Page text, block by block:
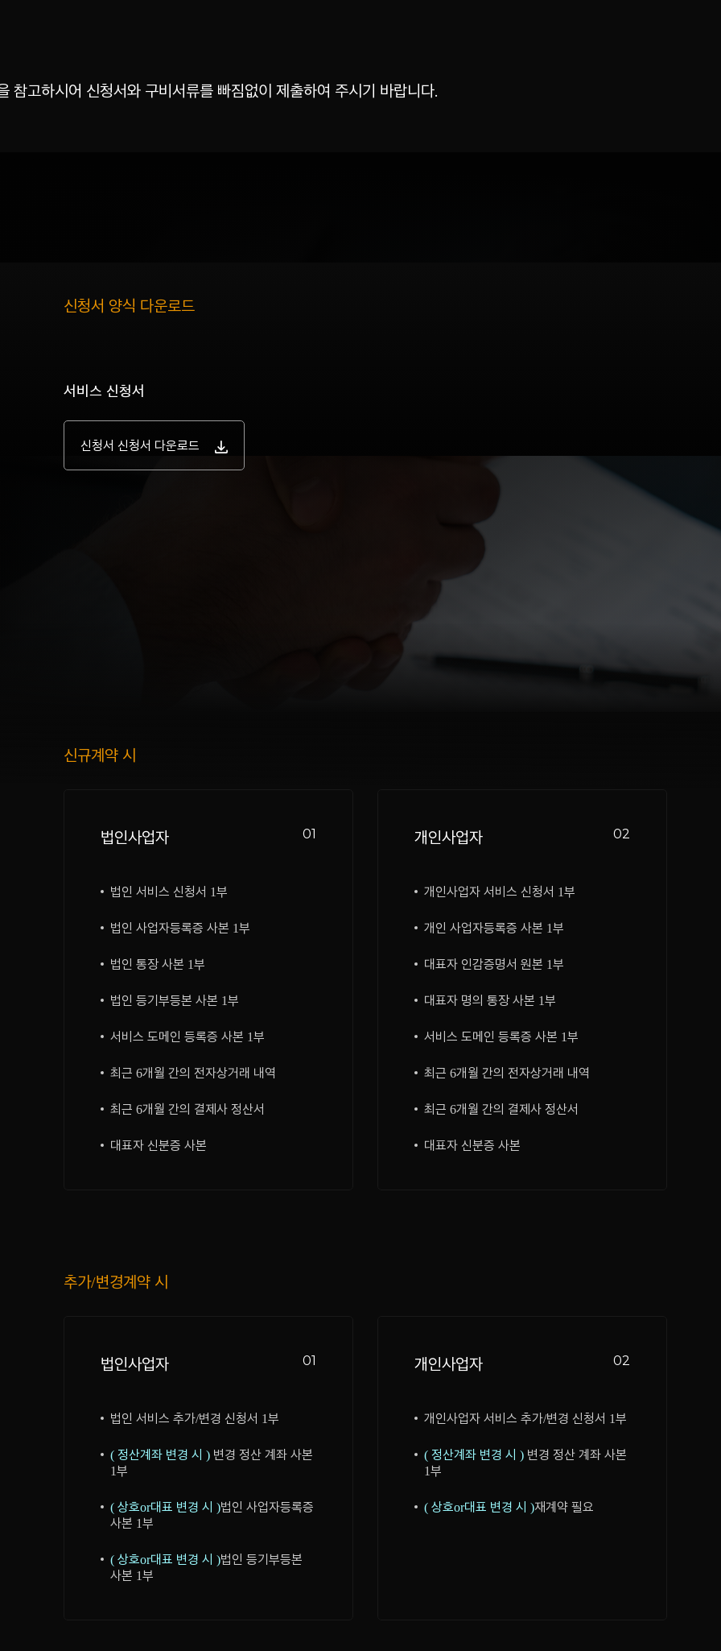
참고하시어 신청서와구비서류를 빠짐없이 제출하여 주시기 바랍니다.
신청서 양식 다운로드
서비스 신청서
신청서 신청서 다운로드
신규계약 시
01
법인사업자
법인 서비스 신청서 1부
법인 사업자등록증 사본 1부
법인 통장 사본 1부
법인 등기부등본 사본 1부
서비스 도메인 등록증 사본 1부
최근 6개월 간의 전자상거래 내역
최근 6개월 간의 결제사 정산서
대표자 신분증 사본
02
개인사업자
개인사업자 서비스 신청서 1부
개인 사업자등록증 사본 1부
대표자 인감증명서 원본 1부
대표자 명의 통장 사본 1부
서비스 도메인 등록증 사본 1부
최근 6개월 간의 전자상거래 내역
최근 6개월 간의 결제사 정산서
대표자 신분증 사본
추가/변경계약 시
01
법인사업자
법인 서비스 추가/변경 신청서 1부
( 정산계좌 변경 시 ) 변경 정산 계좌 사본
1부
( 상호or대표 변경 시 )법인 사업자등록증
사본 1부
( 상호or대표 변경 시 )법인 등기부등본
사본 1부
02
개인사업자
개인사업자 서비스 추가/변경 신청서 1부
( 정산계좌 변경 시 )변경 정산 계좌 사본
1부
( 상호or대표 변경 시 )재계약 필요